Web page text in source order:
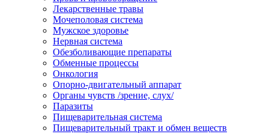
Лекарственные травы
Мочеполовая система
Мужское здоровье
Нервная система
Обезболивающие препараты
Обменные процессы
Онкология
Опорно-двигательный аппарат
Органы чувств /зрение, слух/
Паразиты
Пищеварительная система
Пищеварительный тракт и обмен веществ